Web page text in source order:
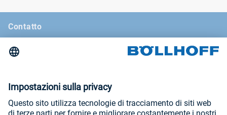
Contatto
Notizie
Fiere e seminari
Informazioni legali